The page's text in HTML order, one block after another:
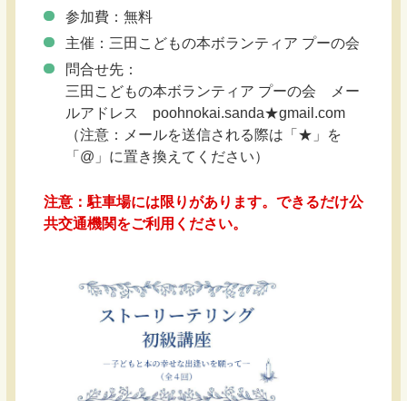
参加費：無料
主催：三田こどもの本ボランティア プーの会
問合せ先：
三田こどもの本ボランティア プーの会 メー
ルアドレス poohnokai.sanda★gmail.com
（注意：メールを送信される際は「★」を
「@」に置き換えてください）
注意：駐車場には限りがあります。できるだけ公
共交通機関をご利用ください。